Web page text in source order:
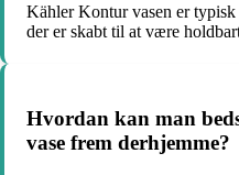
Kähler Kontur vasen er
der er skabt til at være
Hvordan kan man
vase frem derhjemme?